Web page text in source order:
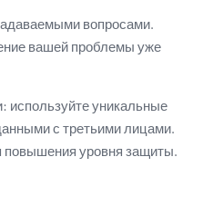
вопросами.
вашей проблемы уже
используйте уникальные
с третьими лицами.
повышения уровня защиты.